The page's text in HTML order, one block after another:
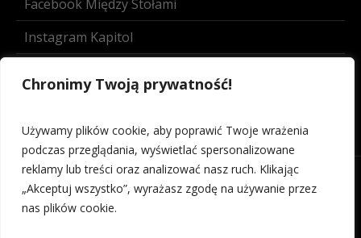
Chronimy Twoją prywatność!
Używamy plików cookie, aby poprawić Twoje wrażenia
podczas przeglądania, wyświetlać spersonalizowane
reklamy lub treści oraz analizować nasz ruch. Klikając
„Akceptuj wszystko”, wyrażasz zgodę na używanie przez
nas plików cookie.
Facebook Między Stołami
Instagram Kapitol